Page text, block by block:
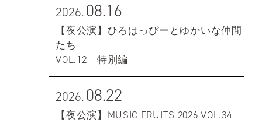
2026.08.16
【夜公演】ひろはっぴーとゆかいな仲間
たち
VOL.12 特別編
2026.08.22
【夜公演】MUSIC FRUITS 2026 VOL.34